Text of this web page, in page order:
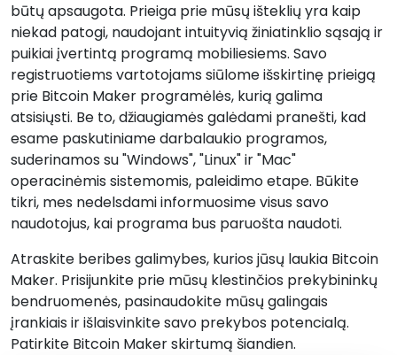
būtų apsaugota. Prieiga prie mūsų išteklių yra kaip
niekad patogi, naudojant intuityvią žiniatinklio sąsają ir
puikiai įvertintą programą mobiliesiems. Savo
registruotiems vartotojams siūlome išskirtinę prieigą
prie Bitcoin Maker programėlės, kurią galima
atsisiųsti. Be to, džiaugiamės galėdami pranešti, kad
esame paskutiniame darbalaukio programos,
suderinamos su "Windows", "Linux" ir "Mac"
operacinėmis sistemomis, paleidimo etape. Būkite
tikri, mes nedelsdami informuosime visus savo
naudotojus, kai programa bus paruošta naudoti.
Atraskite beribes galimybes, kurios jūsų laukia Bitcoin
Maker. Prisijunkite prie mūsų klestinčios prekybininkų
bendruomenės, pasinaudokite mūsų galingais
įrankiais ir išlaisvinkite savo prekybos potencialą.
Patirkite Bitcoin Maker skirtumą šiandien.